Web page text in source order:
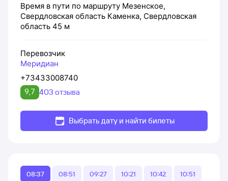
Время в пути по маршруту Мезенское,
Свердловская область Каменка, Свердловская
область 45 м
Перевозчик
Меридиан
+73433008740
9,7 403 отзыва
Выбрать дату и найти билеты
08:37 08:51 09:27 10:21 10:42 10:51